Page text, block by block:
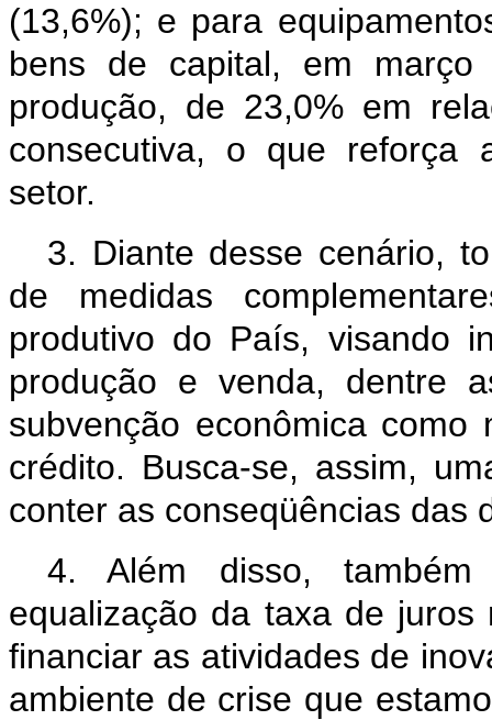
(13,6%); e para
bens de capital, em
produção, de 23,0% em
consecutiva, o que reforça
setor.
3. Diante desse cenário,
de medidas
produtivo do País, visando
produção e venda, dentre
subvenção econômica
crédito. Busca-se, assim,
conter as conseqüências das
4. Além disso,
equalização da taxa de
financiar as atividades de
ambiente de crise que